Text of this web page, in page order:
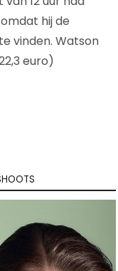
hij de
vinden. Watson
euro)